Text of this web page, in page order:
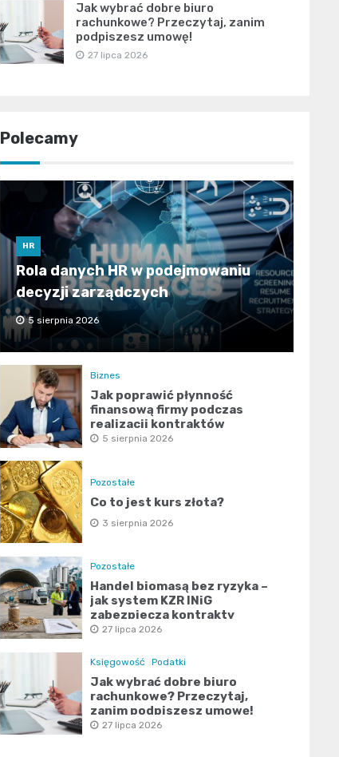
Jak wybrać dobre biuro
rachunkowe? Przeczytaj, zanim
podpiszesz umowę!
27 lipca 2026
Polecamy
HR
Rola danych HR w podejmowaniu
decyzji zarządczych
5 sierpnia 2026
Biznes
Jak poprawić płynność
finansową firmy podczas
realizacji kontraktów
publicznych?
5 sierpnia 2026
Pozostałe
Co to jest kurs złota?
3 sierpnia 2026
Pozostałe
Handel biomasą bez ryzyka –
jak system KZR INiG
zabezpiecza kontrakty
terminowe?
27 lipca 2026
Księgowość Podatki
Jak wybrać dobre biuro
rachunkowe? Przeczytaj,
zanim podpiszesz umowę!
27 lipca 2026